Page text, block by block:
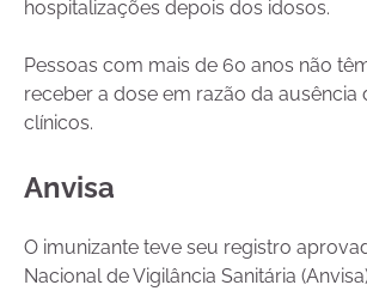
hospitalizações depois dos idosos.
Pessoas com mais de 60 anos não
receber a dose em razão da ausência
clínicos.
Anvisa
O imunizante teve seu registro
Nacional de Vigilância Sanitária